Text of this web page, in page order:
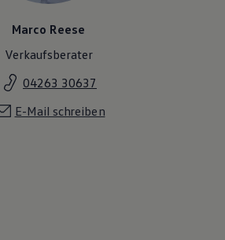
Marco Reese
Verkaufsberater
04263 30637
E-Mail schreiben